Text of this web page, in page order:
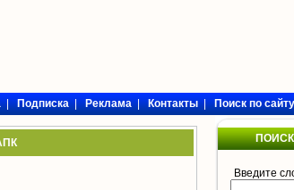
|Подписка|Реклама|Контакты|Поиск по сайту
Введите